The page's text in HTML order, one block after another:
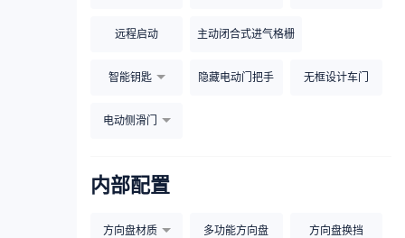
远程启动 主动闭合式进气格栅
智能钥匙 隐藏电动门把手 无框设计车门
电动侧滑门
内部配置
方向盘材质 多功能方向盘 方向盘换挡